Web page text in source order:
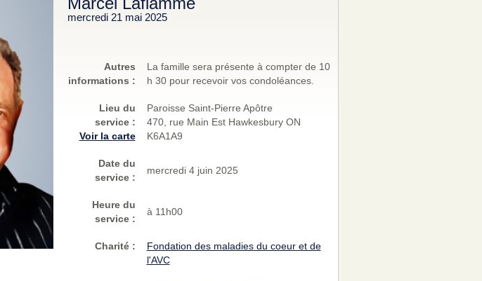
mercredi 21 mai 2025
Autres
informations :
La famille sera présente à compter de 10
h 30 pour recevoir vos condoléances.
Lieu du
service :
Voir la carte
Paroisse Saint-Pierre Apôtre
470, rue Main Est Hawkesbury ON
K6A1A9
Date du
service :
mercredi 4 juin 2025
Heure du
service :
à 11h00
Charité:
Fondation des maladies du coeur et de
l'AVC